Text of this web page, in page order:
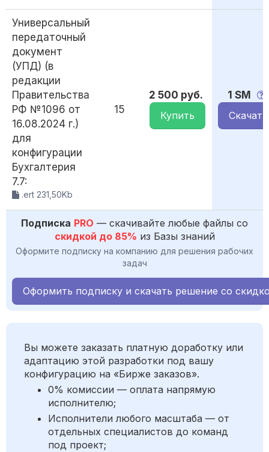
Универсальный
передаточный
документ
(УПД) (в
редакции
Правительства
РФ №1096 от
16.08.2024 г.)
для
конфигурации
Бухгалтерия
7.7:
.ert 231,50Kb
15
2 500 руб.
Купить
1 SM
Скачать
Подписка PRO — скачивайте любые файлы со
скидкой до 85% из Базы знаний
Оформите подписку на компанию для решения рабочих
задач
Оформить подписку и скачать решение со
Вы можете заказать платную доработку или
адаптацию этой разработки под вашу
конфигурацию на «Бирже заказов».
0% комиссии — оплата напрямую
исполнителю;
Исполнители любого масштаба — от
отдельных специалистов до команд
под проект;